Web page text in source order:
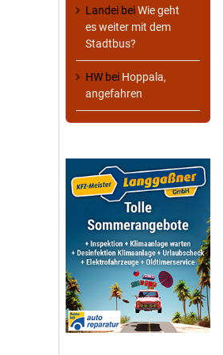
Landei beiWie geht
es weiter mit dem
Stadtbus?
HW bei Hoppala,
angefahren